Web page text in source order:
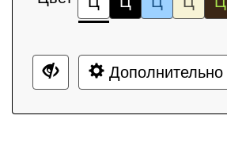
Дополнительно